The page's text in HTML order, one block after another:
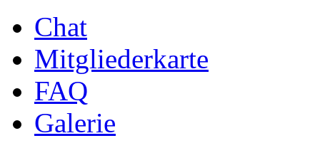
Chat
Mitgliederkarte
FAQ
Galerie